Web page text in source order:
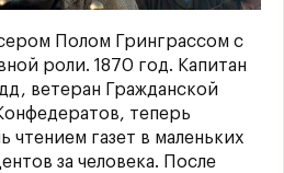
Полом Гринграссом с
роли. 1870 год. Капитан
ветеран Гражданской
теперь
чтением газет в маленьких
за человека. После